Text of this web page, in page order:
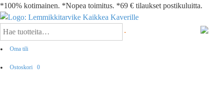
*100% kotimainen. *Nopea toimitus. *69 € tilaukset postikuluitta.
Oma tili
Ostoskori 0